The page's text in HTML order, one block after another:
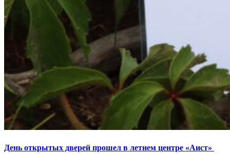
День открытых дверей прошел в летнем центре «Аист»